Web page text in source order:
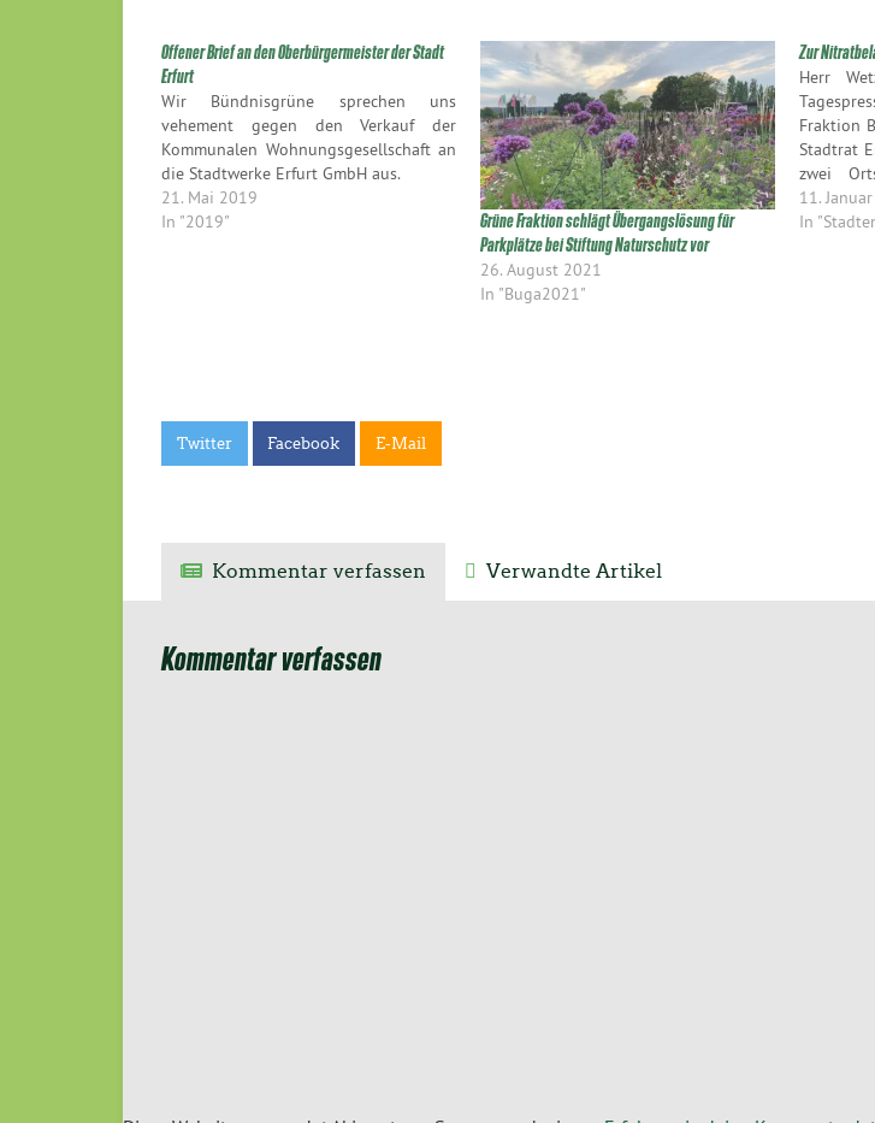
Offener Brief an den Oberbürgermeister der Stadt
Erfurt
Wir Bündnisgrüne sprechen uns
vehement gegen den Verkauf der
Kommunalen Wohnungsgesellschaft an
die Stadtwerke Erfurt GmbH aus.
21. Mai 2019
In "2019"
Grüne Fraktion schlägt Übergangslösung für
Parkplätze bei Stiftung Naturschutz vor
26. August 2021
In "Buga2021"
Zur
Herr
Fraktion
Stadtrat
zwei
11.
In
Twitter Facebook E-Mail
Kommentar verfassen Verwandte Artikel
Kommentar verfassen